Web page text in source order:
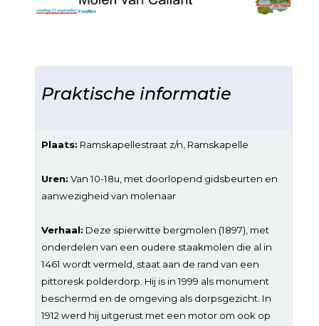
Praktische informatie
Plaats: Ramskapellestraat z/n, Ramskapelle
Uren: Van 10-18u, met doorlopend gidsbeurten en
aanwezigheid van molenaar
Verhaal: Deze spierwitte bergmolen (1897), met
onderdelen van een oudere staakmolen die al in
1461 wordt vermeld, staat aan de rand van een
pittoresk polderdorp. Hij is in 1999 als monument
beschermd en de omgeving als dorpsgezicht. In
1912 werd hij uitgerust met een motor om ook op